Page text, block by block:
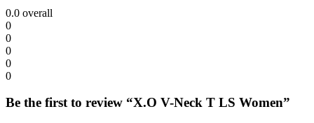
0.0 overall
0
0
0
0
0
Be the first to review “X.O V-Neck T LS Women”